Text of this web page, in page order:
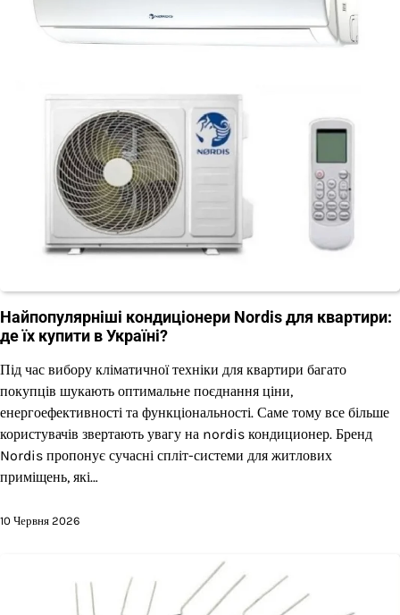
Найпопулярніші кондиціонери Nordis для квартири:
де їх купити в Україні?
Під час вибору кліматичної техніки для квартири багато
покупців шукають оптимальне поєднання ціни,
енергоефективності та функціональності. Саме тому все більше
користувачів звертають увагу на nordis кондиционер. Бренд
Nordis пропонує сучасні спліт-системи для житлових
приміщень, які…
10 Червня 2026